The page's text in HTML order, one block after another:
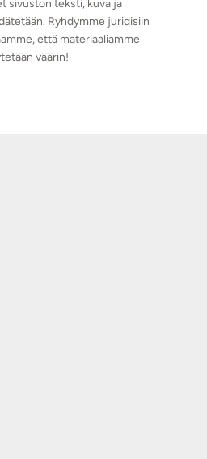
sivuston teksti, kuva ja
Ryhdymme juridisiin
että materiaaliamme
väärin!